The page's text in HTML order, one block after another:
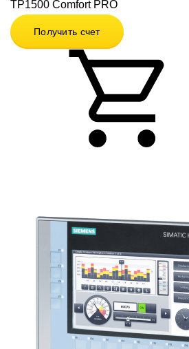
TP1500 Comfort PRO
Получить счет